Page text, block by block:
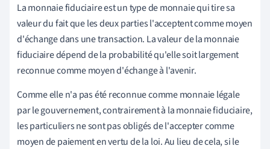
La monnaie fiduciaire est un type de monnaie qui tire sa
valeur du fait que les deux parties l'acceptent comme moyen
d'échange dans une transaction. La valeur de la monnaie
fiduciaire dépend de la probabilité qu'elle soit largement
reconnue comme moyen d'échange à l'avenir.
Comme elle n'a pas été reconnue comme monnaie légale
par le gouvernement, contrairement à la monnaie fiduciaire,
les particuliers ne sont pas obligés de l'accepter comme
moyen de paiement en vertu de la loi. Au lieu de cela, si le